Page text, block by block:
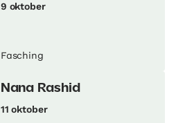
9 oktober
Fasching
Nana Rashid
11 oktober